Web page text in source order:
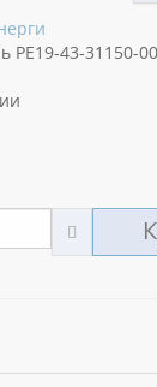
РЕ19-43-31150-